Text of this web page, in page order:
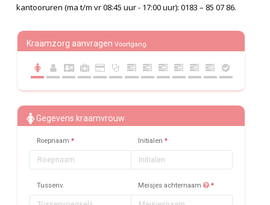
kantooruren (ma t/m vr 08:45 uur - 17:00 uur): 0183 – 85 07 86.